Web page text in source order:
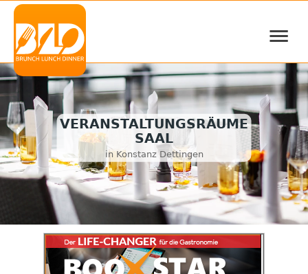
≡
VERANSTALTUNGSRÄUME
SAAL
in Konstanz Dettingen